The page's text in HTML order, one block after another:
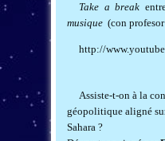
Take a break
musique (con
http://
Assiste-t-on à la
géopolitique aligné
Sahara ?